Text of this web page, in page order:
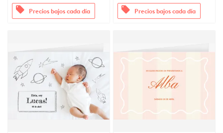
offers Precios bajos cada día offers Precios bajos cada día